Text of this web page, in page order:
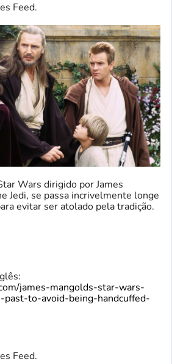
Feed.
Wars dirigido por James
Jedi, se passa incrivelmente longe
evitar ser atolado pela tradição.
james-mangolds-star-wars-
to-avoid-being-handcuffed-
Feed.